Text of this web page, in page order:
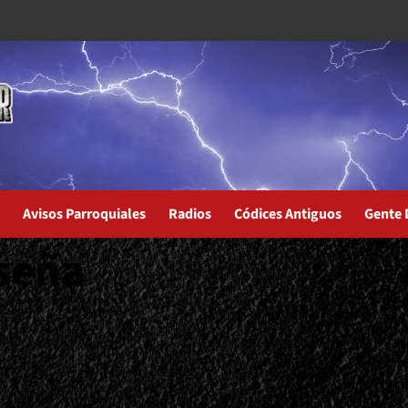
Avisos Parroquiales Radios Códices Antiguos Gente